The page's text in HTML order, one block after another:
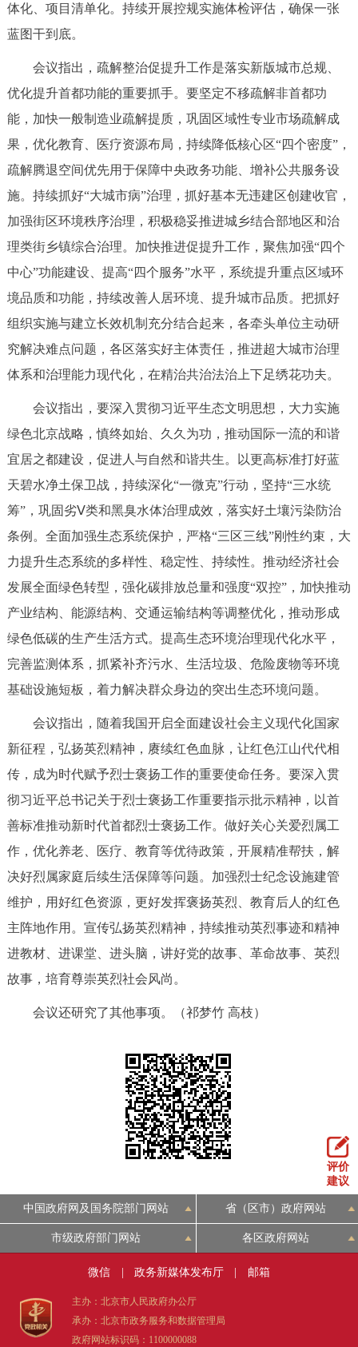
绿色北京 图说北京 视频北京
ENGLISH 한국어 日本語
DEUTSCH FRANÇAIS РУССКИЙ ЯЗЫК
回到顶部
体化、项目清单化。持续开展控规实施体检评估，确保一张
蓝图干到底。
会议指出，疏解整治促提升工作是落实新版城市总规、
优化提升首都功能的重要抓手。要坚定不移疏解非首都功
能，加快一般制造业疏解提质，巩固区域性专业市场疏解成
果，优化教育、医疗资源布局，持续降低核心区“四个密度”，
疏解腾退空间优先用于保障中央政务功能、增补公共服务设
施。持续抓好“大城市病”治理，抓好基本无违建区创建收官，
加强街区环境秩序治理，积极稳妥推进城乡结合部地区和治
理类街乡镇综合治理。加快推进促提升工作，聚焦加强“四个
中心”功能建设、提高“四个服务”水平，系统提升重点区域环
境品质和功能，持续改善人居环境、提升城市品质。把抓好
组织实施与建立长效机制充分结合起来，各牵头单位主动研
究解决难点问题，各区落实好主体责任，推进超大城市治理
体系和治理能力现代化，在精治共治法治上下足绣花功夫。
会议指出，要深入贯彻习近平生态文明思想，大力实施
绿色北京战略，慎终如始、久久为功，推动国际一流的和谐
宜居之都建设，促进人与自然和谐共生。以更高标准打好蓝
天碧水净土保卫战，持续深化“一微克”行动，坚持“三水统
筹”，巩固劣Ⅴ类和黑臭水体治理成效，落实好土壤污染防治
条例。全面加强生态系统保护，严格“三区三线”刚性约束，大
力提升生态系统的多样性、稳定性、持续性。推动经济社会
发展全面绿色转型，强化碳排放总量和强度“双控”，加快推动
产业结构、能源结构、交通运输结构等调整优化，推动形成
绿色低碳的生产生活方式。提高生态环境治理现代化水平，
完善监测体系，抓紧补齐污水、生活垃圾、危险废物等环境
基础设施短板，着力解决群众身边的突出生态环境问题。
会议指出，随着我国开启全面建设社会主义现代化国家
新征程，弘扬英烈精神，赓续红色血脉，让红色江山代代相
传，成为时代赋予烈士褒扬工作的重要使命任务。要深入贯
彻习近平总书记关于烈士褒扬工作重要指示批示精神，以首
善标准推动新时代首都烈士褒扬工作。做好关心关爱烈属工
作，优化养老、医疗、教育等优待政策，开展精准帮扶，解
决好烈属家庭后续生活保障等问题。加强烈士纪念设施建管
维护，用好红色资源，更好发挥褒扬英烈、教育后人的红色
主阵地作用。宣传弘扬英烈精神，持续推动英烈事迹和精神
进教材、进课堂、进头脑，讲好党的故事、革命故事、英烈
故事，培育尊崇英烈社会风尚。
会议还研究了其他事项。（祁梦竹 高枝）
评价
建议
中国政府网及国务院部门网站 省（区市）政府网站
市级政府部门网站 各区政府网站
微信 政务新媒体发布厅 邮箱
主办：北京市人民政府办公厅
承办：北京市政务服务和数据管理局
政府网站标识码：1100000088